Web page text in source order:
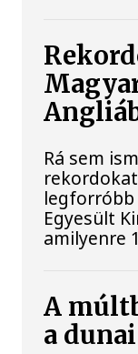
Rá sem
legforróbb
Egyesült
amilyenre
A
a